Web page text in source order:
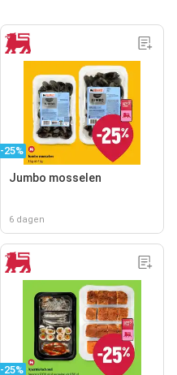
-25%
Jumbo mosselen
6 dagen
-25%